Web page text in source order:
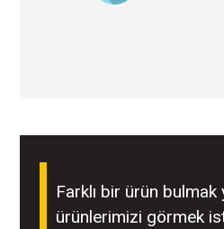
Farklı bir ürün
ürünlerimizi görmek